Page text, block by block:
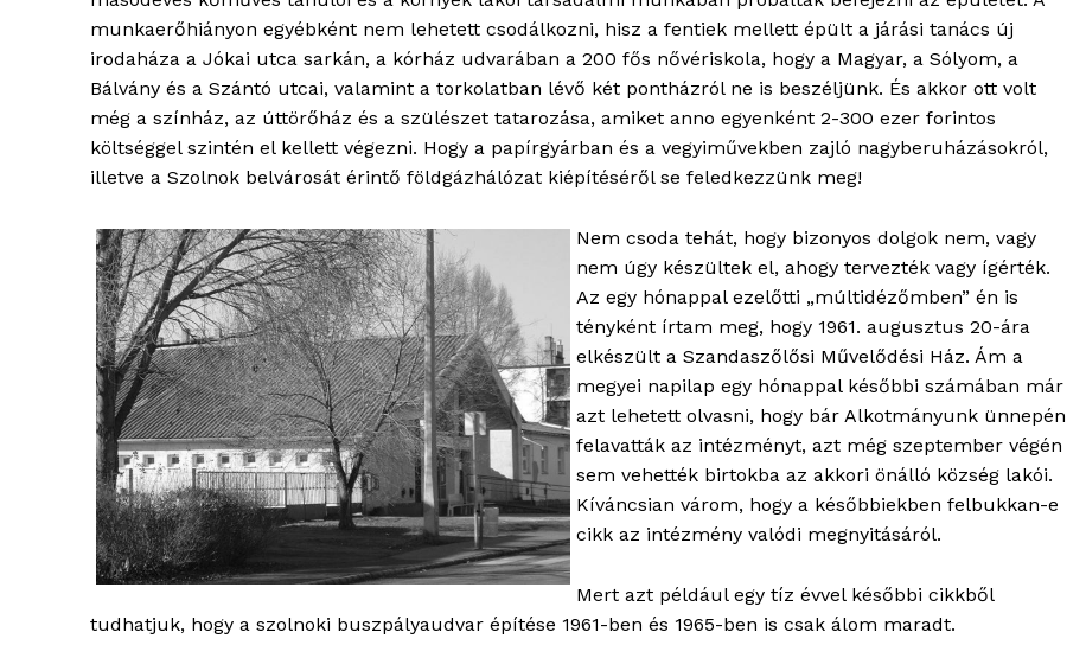
ELŐFIZETÉS
Hasznos
bSZ fiók
Előfizetés
Kapcsolat
Adatkezelési tájékoztató
munkaerőhiányon egyébként nem lehetett csodálkozni, hisz a fentiek mellett épült a járási tanács új
irodaháza a Jókai utca sarkán, a kórház udvarában a 200 fős nővériskola, hogy a Magyar, a Sólyom, a
Bálvány és a Szántó utcai, valamint a torkolatban lévő két pontházról ne is beszéljünk. És akkor ott volt
még a színház, az úttörőház és a szülészet tatarozása, amiket anno egyenként 2-300 ezer forintos
költséggel szintén el kellett végezni. Hogy a papírgyárban és a vegyiművekben zajló nagyberuházásokról,
illetve a Szolnok belvárosát érintő földgázhálózat kiépítéséről se feledkezzünk meg!
Nem csoda tehát, hogy bizonyos dolgok nem, vagy
nem úgy készültek el, ahogy tervezték vagy ígérték.
Az egy hónappal ezelőtti „múltidézőmben” én is
tényként írtam meg, hogy 1961. augusztus 20-ára
elkészült a Szandaszőlősi Művelődési Ház. Ám a
megyei napilap egy hónappal későbbi számában már
azt lehetett olvasni, hogy bár Alkotmányunk ünnepén
felavatták az intézményt, azt még szeptember végén
sem vehették birtokba az akkori önálló község lakói.
Kíváncsian várom, hogy a későbbiekben felbukkan-e
cikk az intézmény valódi megnyitásáról.
Mert azt például egy tíz évvel későbbi cikkből
tudhatjuk, hogy a szolnoki buszpályaudvar építése 1961-ben és 1965-ben is csak álom maradt.